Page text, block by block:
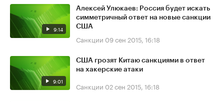
9:14
Алексей Улюкаев: Россия будет искать
симметричный ответ на новые санкции
США
Санкции 09 сен 2015, 16:18
9:01
США грозят Китаю санкциями в ответ
на хакерские атаки
Санкции 02 сен 2015, 16:18